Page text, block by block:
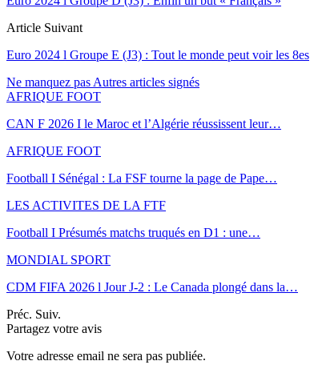
Article Suivant
Euro 2024 l Groupe E (J3) : Tout le monde peut voir les 8es
Ne manquez pas Autres articles signés
AFRIQUE FOOT
CAN F 2026 I le Maroc et l’Algérie réussissent leur…
AFRIQUE FOOT
Football I Sénégal : La FSF tourne la page de Pape…
LES ACTIVITES DE LA FTF
Football I Présumés matchs truqués en D1 : une…
MONDIAL SPORT
CDM FIFA 2026 l Jour J-2 : Le Canada plongé dans la…
Préc. Suiv.
Partagez votre avis
Votre adresse email ne sera pas publiée.